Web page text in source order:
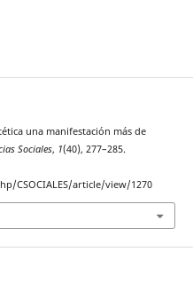
una manifestación más de
Sociales, 1(40), 277–285.
CSOCIALES/article/view/1270